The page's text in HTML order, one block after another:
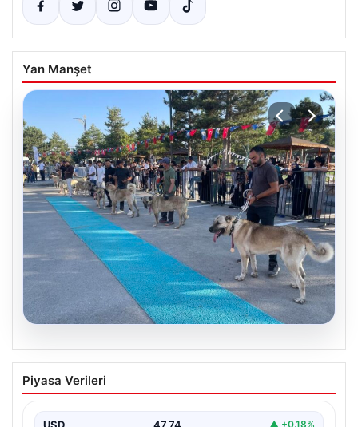
Yan Manşet
Dünyaca Ünlü “Bozkırın Aslanları”
Podyuma Çıktı: Kangal Köpekleri
Piyasa Verileri
▲ +0.18%